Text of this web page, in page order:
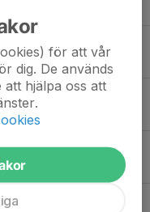
Kalix
e. 4 deltävlingar
inför SM
för att vår
dig. De används
hjälpa oss att